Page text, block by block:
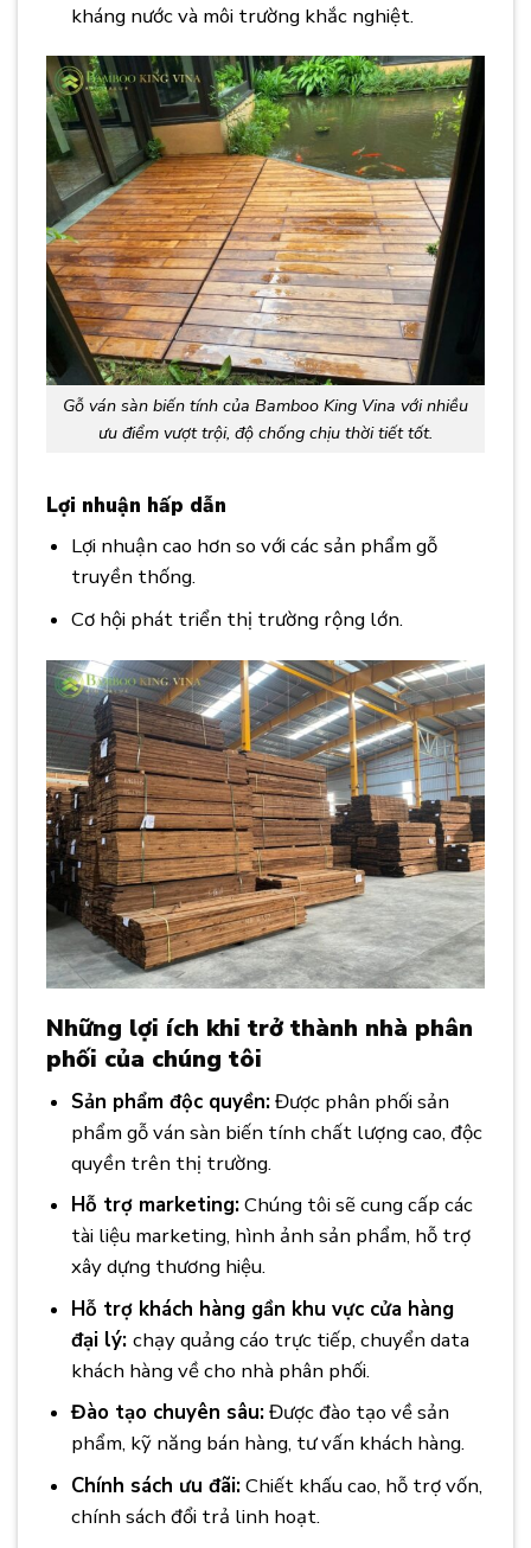
kháng nước và môi trường khắc nghiệt.
Gỗ ván sàn biến tính của Bamboo King Vina với nhiều
ưu điểm vượt trội, độ chống chịu thời tiết tốt.
Lợi nhuận hấp dẫn
Lợi nhuận cao hơn so với các sản phẩm gỗ
truyền thống.
Cơ hội phát triển thị trường rộng lớn.
Những lợi ích khi trở thành nhà phân
phối của chúng tôi
Sản phẩm độc quyền:Được phân phối sản
phẩm gỗ ván sàn biến tính chất lượng cao, độc
quyền trên thị trường.
Hỗ trợ marketing:Chúng tôi sẽ cung cấp các
tài liệu marketing, hình ảnh sản phẩm, hỗ trợ
xây dựng thương hiệu.
Hỗ trợ khách hàng gần khu vực cửa hàng
đại lý: chạy quảng cáo trực tiếp, chuyển data
khách hàng về cho nhà phân phối.
Đào tạo chuyên sâu:Được đào tạo về sản
phẩm, kỹ năng bán hàng, tư vấn khách hàng.
Chính sách ưu đãi:Chiết khấu cao, hỗ trợ vốn,
chính sách đổi trả linh hoạt.